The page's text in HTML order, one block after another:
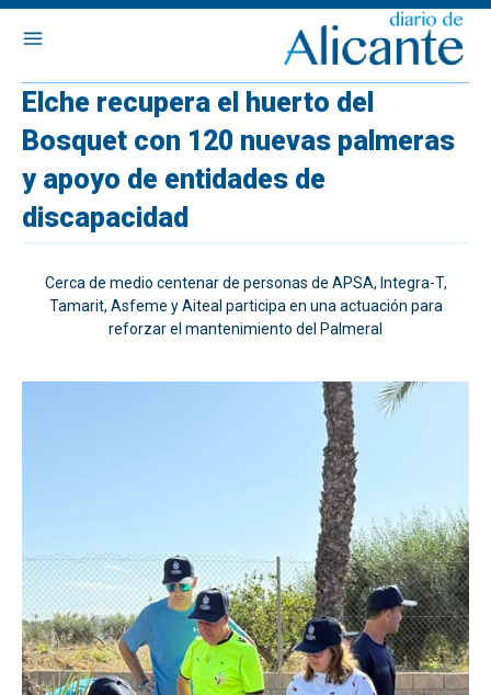
Elche recupera el huerto del
Bosquet con 120 nuevas palmeras
y apoyo de entidades de
discapacidad
Cerca de medio centenar de personas de APSA, Integra-T,
Tamarit, Asfeme y Aiteal participa en una actuación para
reforzar el mantenimiento del Palmeral